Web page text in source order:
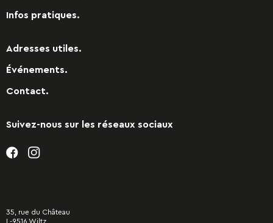
Infos pratiques.
Adresses utiles.
Événements.
Contact.
Suivez-nous sur les réseaux sociaux
35, rue du Château
L-9516 Wiltz